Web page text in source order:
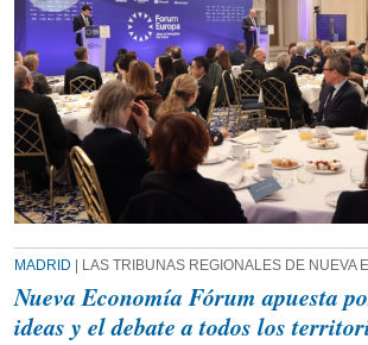
MADRID | LAS TRIBUNAS REGIONALES DE NUEVA
Nueva Economía Fórum apuesta
ideas y el debate a todos los